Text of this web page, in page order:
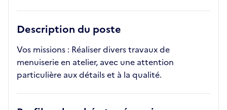
Description du poste
Vos missions : Réaliser divers travaux de
menuiserie en atelier, avec une attention
particulière aux détails et à la qualité.